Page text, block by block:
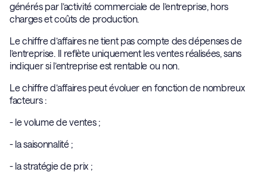
générés par l’activité commerciale de l’entreprise, hors
charges et coûts de production.
Le chiffre d’affaires ne tient pas compte des dépenses de
l’entreprise. Il reflète uniquement les ventes réalisées, sans
indiquer si l’entreprise est rentable ou non.
Le chiffre d’affaires peut évoluer en fonction de nombreux
facteurs :
- le volume de ventes ;
- la saisonnalité ;
- la stratégie de prix ;